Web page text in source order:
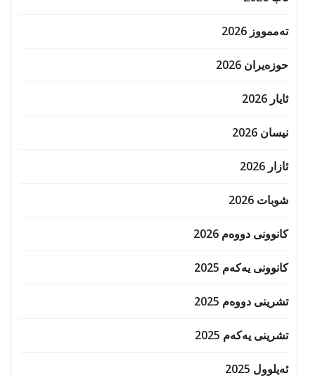
تەممووز 2026
حوزه‌یران 2026
ئایار 2026
نیسان 2026
ئازار 2026
شوبات 2026
کانوونی دووەم 2026
کانوونی یەکەم 2025
تشرینی دووەم 2025
تشرینی یەکەم 2025
ئەیلوول 2025